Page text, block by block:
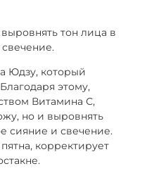
тон лица в
Юдзу, который
этому,
Витамина С,
но и выровнять
сияние и свечение.
корректирует